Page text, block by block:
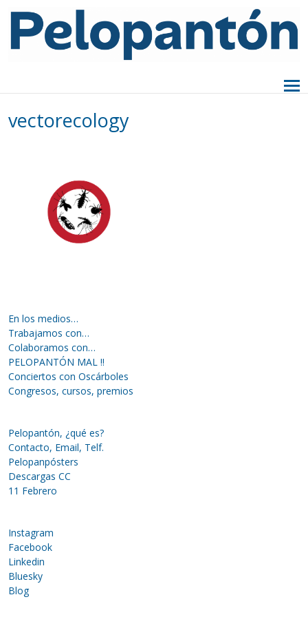
vectorecology
En los medios…
Trabajamos con…
Colaboramos con…
PELOPANTÓN MAL !!
Conciertos con Oscárboles
Congresos, cursos, premios
Pelopantón, ¿qué es?
Contacto, Email, Telf.
Pelopanpósters
Descargas CC
11 Febrero
Instagram
Facebook
Linkedin
Bluesky
Blog